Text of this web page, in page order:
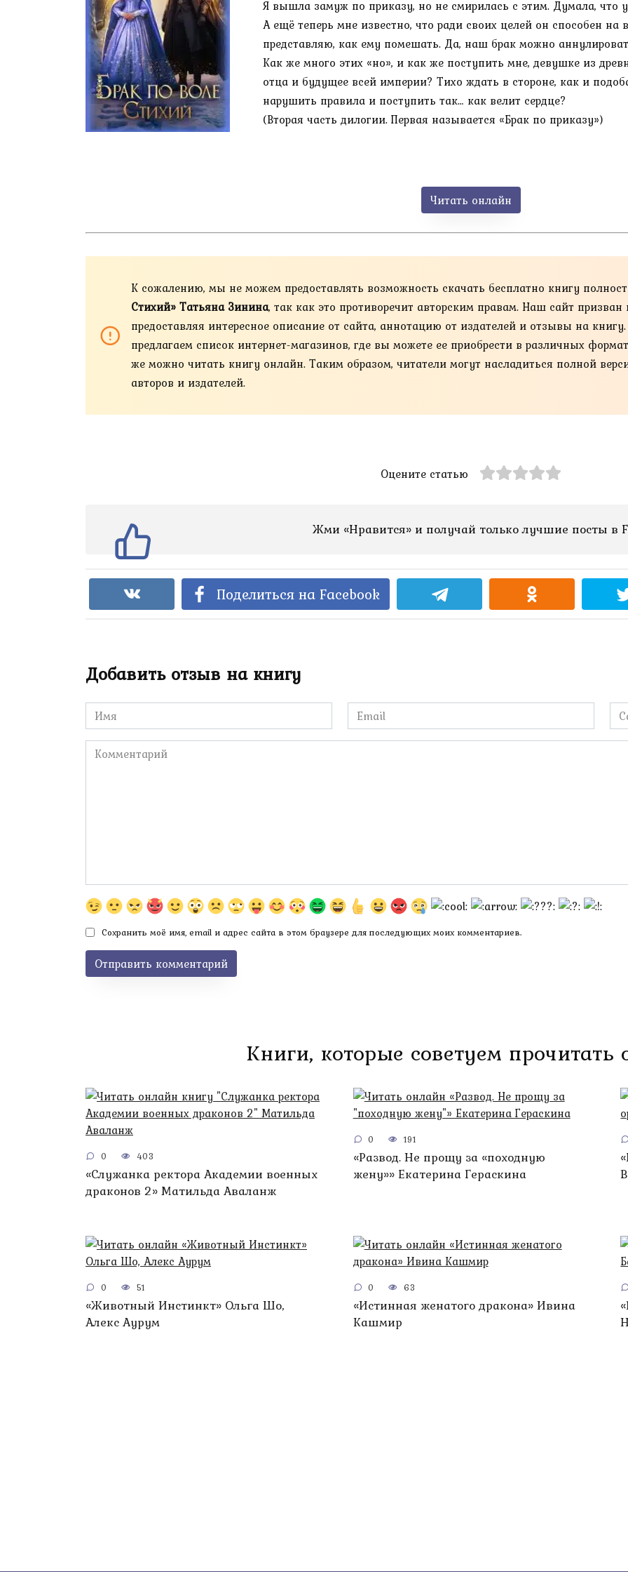
Я вышла замуж по приказу, но не смирилась с этим. Думала, что
А ещё теперь мне известно, что ради своих целей он способен на
представляю, как ему помешать. Да, наш брак можно
Как же много этих «но», и как же поступить мне, девушке из
отца и будущее всей империи? Тихо ждать в стороне, как и
нарушить правила и поступить так… как велит сердце?
(Вторая часть дилогии. Первая называется «Брак по приказу»)
Читать онлайн
К сожалению, мы не можем предоставлять возможность скачать бесплатно книгу
Стихий» Татьяна Зинина, так как это противоречит авторским правам. Наш сайт
предоставляя интересное описание от сайта, аннотацию от издателей и отзывы на
предлагаем список интернет-магазинов, где вы можете ее приобрести в различных
же можно читать книгу онлайн. Таким образом, читатели могут насладиться полной
авторов и издателей.
Оцените статью
Жми «Нравится» и получай только лучшие посты в
Поделиться на Facebook
Добавить отзыв на книгу
Имя
*
Email
*
Комментарий
Сохранить моё имя, email и адрес сайта в этом браузере для последующих моих комментариев.
Книги, которые советуем прочитать
0 403
«Служанка ректора Академии военных
драконов 2» Матильда Аваланж
0 191
«Развод. Не прощу за «походную
жену»» Екатерина Гераскина
0 51
«Животный Инстинкт» Ольга Шо,
Алекс Аурум
0 63
«Истинная женатого дракона» Ивина
Кашмир